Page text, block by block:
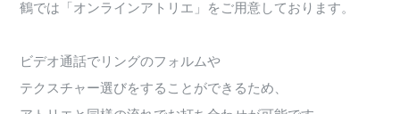
鶴では「オンラインアトリエ」をご用意しております。
ビデオ通話でリングのフォルムや
テクスチャー選びをすることができるため、